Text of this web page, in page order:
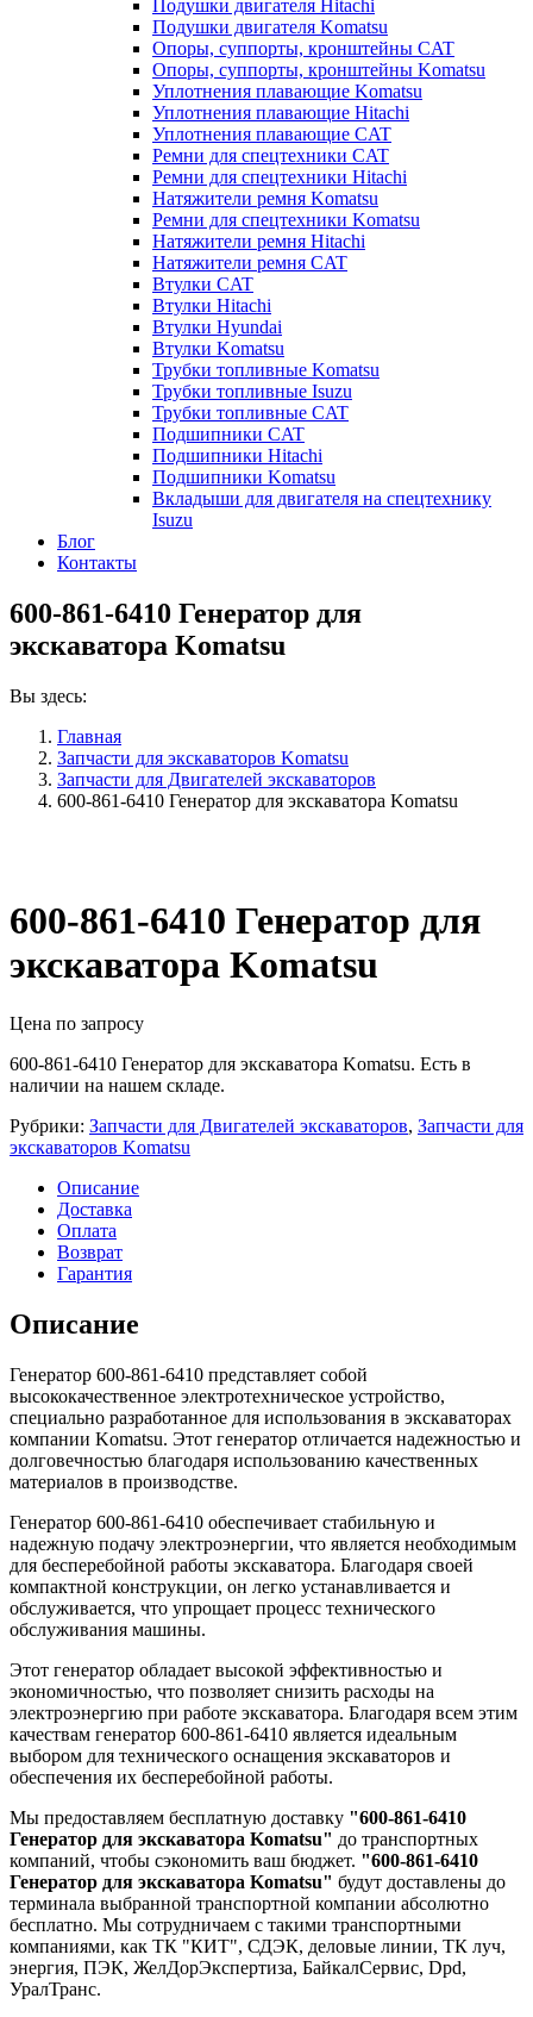
Подушки двигателя Hitachi
Подушки двигателя Komatsu
Опоры, суппорты, кронштейны CAT
Опоры, суппорты, кронштейны Komatsu
Уплотнения плавающие Komatsu
Уплотнения плавающие Hitachi
Уплотнения плавающие CAT
Ремни для спецтехники CAT
Ремни для спецтехники Hitachi
Натяжители ремня Komatsu
Ремни для спецтехники Komatsu
Натяжители ремня Hitachi
Натяжители ремня CAT
Втулки CAT
Втулки Hitachi
Втулки Hyundai
Втулки Komatsu
Трубки топливные Komatsu
Трубки топливные Isuzu
Трубки топливные CAT
Подшипники CAT
Подшипники Hitachi
Подшипники Komatsu
Вкладыши для двигателя на спецтехнику
Isuzu
Блог
Контакты
600-861-6410 Генератор для
экскаватора Komatsu
Вы здесь:
Главная
Запчасти для экскаваторов Komatsu
Запчасти для Двигателей экскаваторов
600-861-6410 Генератор для экскаватора Komatsu
600-861-6410 Генератор для
экскаватора Komatsu
Цена по запросу
600-861-6410 Генератор для экскаватора Komatsu. Есть в
наличии на нашем складе.
Рубрики: Запчасти для Двигателей экскаваторов, Запчасти для
экскаваторов Komatsu
Описание
Доставка
Оплата
Возврат
Гарантия
Описание
Генератор 600-861-6410 представляет собой
высококачественное электротехническое устройство,
специально разработанное для использования в экскаваторах
компании Komatsu. Этот генератор отличается надежностью и
долговечностью благодаря использованию качественных
материалов в производстве.
Генератор 600-861-6410 обеспечивает стабильную и
надежную подачу электроэнергии, что является необходимым
для бесперебойной работы экскаватора. Благодаря своей
компактной конструкции, он легко устанавливается и
обслуживается, что упрощает процесс технического
обслуживания машины.
Этот генератор обладает высокой эффективностью и
экономичностью, что позволяет снизить расходы на
электроэнергию при работе экскаватора. Благодаря всем этим
качествам генератор 600-861-6410 является идеальным
выбором для технического оснащения экскаваторов и
обеспечения их бесперебойной работы.
Мы предоставляем бесплатную доставку "600-861-6410
Генератор для экскаватора Komatsu" до транспортных
компаний, чтобы сэкономить ваш бюджет. "600-861-6410
Генератор для экскаватора Komatsu" будут доставлены до
терминала выбранной транспортной компании абсолютно
бесплатно. Мы сотрудничаем с такими транспортными
компаниями, как ТК "КИТ", СДЭК, деловые линии, ТК луч,
энергия, ПЭК, ЖелДорЭкспертиза, БайкалСервис, Dpd,
УралТранс.